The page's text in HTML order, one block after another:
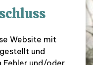
Website mit
und